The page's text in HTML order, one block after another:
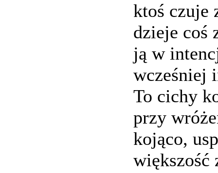
ktoś czuje
dzieje coś
ją w
wcześniej
To cichy
przy
kojąco,
większość